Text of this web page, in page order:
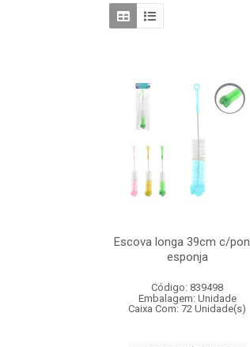
Escova longa 39cm c/
esponja
Código: 839498
Embalagem: Unidade
Caixa Com: 72 Unidade(s)